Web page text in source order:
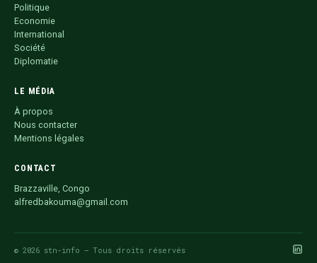
Politique
Economie
International
Société
Diplomatie
LE MÉDIA
À propos
Nous contacter
Mentions légales
CONTACT
Brazzaville, Congo
alfredbakouma@gmail.com
© 2026 stn-info — Tous droits réservés